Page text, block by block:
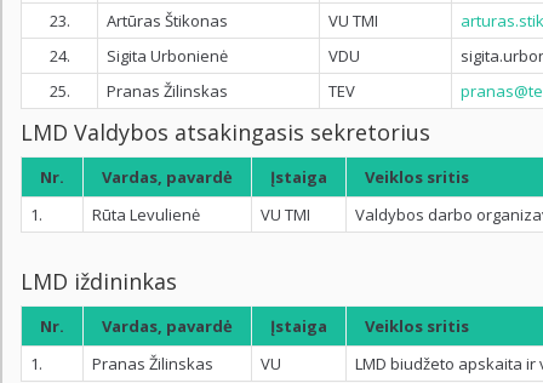
23. Artūras Štikonas VU TMI
24.
Sigita Urbonienė VDU
25.
Pranas Žilinskas TEV
LMD Valdybos atsakingasis sekretorius
Nr. Vardas, pavardė Įstaiga
Veiklos sritis
1.
Rūta Levulienė VU TMI Valdybos darbo
LMD iždininkas
Nr. Vardas, pavardė Įstaiga
Veiklos sritis
1.
Pranas Žilinskas VU LMD biudžeto apskaita